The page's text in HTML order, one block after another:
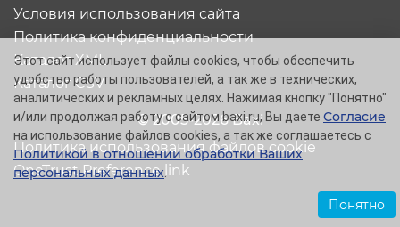
© 2005-2026 Baxi
Условия использования сайта
Политика конфиденциальности
Каталог XML
Каталог CSV
Политика использования файлов cookie
OneTrust Preference link
Этот сайт использует файлы cookies, чтобы обеспечить
удобство работы пользователей, а так же в технических,
аналитических и рекламных целях. Нажимая кнопку "Понятно"
и/или продолжая работу с сайтом baxi.ru, Вы даете Согласие
на использование файлов cookies, а так же соглашаетесь с
Политикой в отношении обработки Ваших
персональных данных.
Понятно